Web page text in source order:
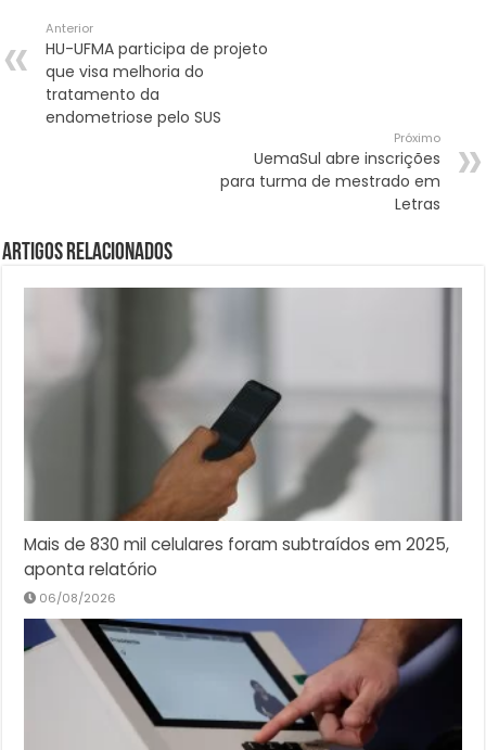
Anterior
HU-UFMA participa de projeto
que visa melhoria do
tratamento da
endometriose pelo SUS
Próximo
UemaSul abre inscrições
para turma de mestrado em
Letras
Artigos Relacionados
Mais de 830 mil celulares foram subtraídos em 2025,
aponta relatório
06/08/2026